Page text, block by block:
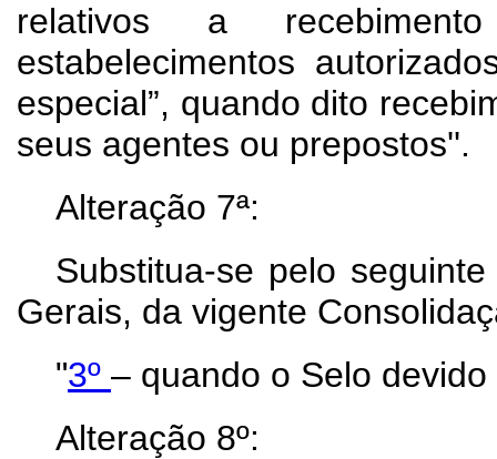
relativos a
estabelecimentos
especial”, quando dito
seus agentes ou prepostos''.
Alteração 7ª:
Substitua-se pelo
Gerais, da vigente
"3º – quando o Selo
Alteração 8º: